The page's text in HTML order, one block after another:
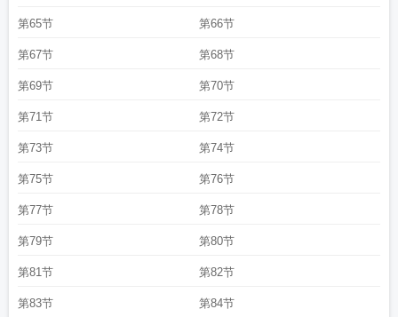
第65节 第66节
第67节 第68节
第69节 第70节
第71节 第72节
第73节 第74节
第75节 第76节
第77节 第78节
第79节 第80节
第81节 第82节
第83节 第84节